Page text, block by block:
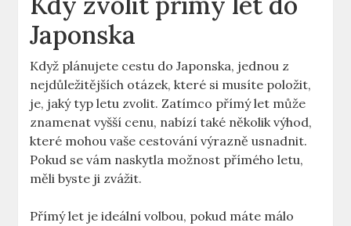
Japonska
Když plánujete cestu do Japonska, jednou z
nejdůležitějších otázek, které si musíte položit,
je, jaký typ letu zvolit. Zatímco přímý let může
znamenat vyšší cenu, nabízí také několik výhod,
které mohou vaše cestování výrazně usnadnit.
Pokud se vám naskytla možnost přímého letu,
měli byste ji zvážit.
Přímý let je ideální volbou, pokud máte málo